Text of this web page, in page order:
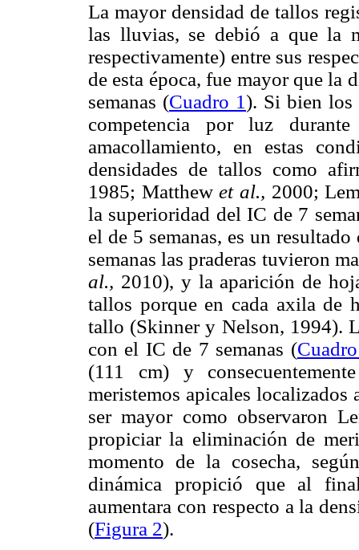
La mayor densidad de tallos
las lluvias, se debió a que la
respectivamente) entre sus
de esta época, fue mayor que la
semanas (Cuadro 1). Si bien los
competencia por luz
amacollamiento, en estas
densidades de tallos como
1985; Matthewet al., 2000;
la superioridad del IC de 7
el de 5 semanas, es un
semanas las praderas tuvieron
al., 2010), y la aparición de
tallos porque en cada axila de
tallo (Skinner y Nelson, 1994).
con el IC de 7 semanas (
(111 cm) y
meristemos apicales
ser mayor como observaron
propiciar la eliminación de
momento de la cosecha,
dinámica propició que al
aumentara con respecto a la
(Figura 2).